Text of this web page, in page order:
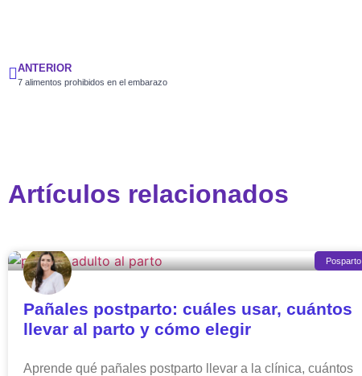
ANTERIOR
7 alimentos prohibidos en el embarazo
Artículos relacionados
Posparto
Pañales postparto: cuáles usar, cuántos
llevar al parto y cómo elegir
Aprende qué pañales postparto llevar a la clínica, cuántos